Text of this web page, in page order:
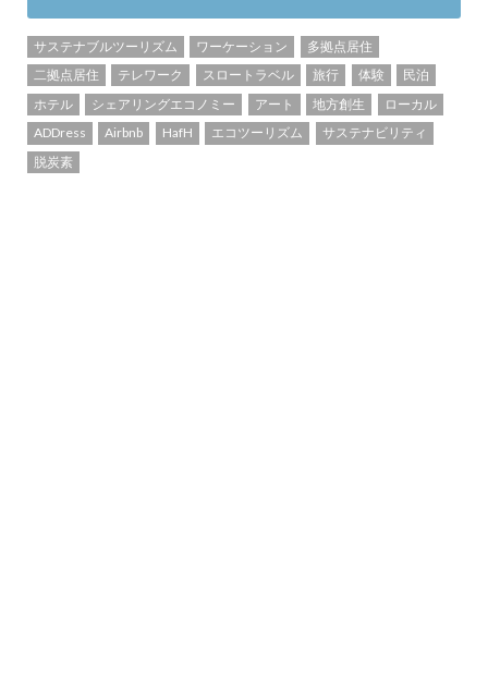
サステナブルツーリズム ワーケーション
多拠点居住
二拠点居住
テレワーク スロートラベル 旅行 体験
民泊
ホテル
シェアリングエコノミー アート 地方創生
ローカル
ADDress
Airbnb HafH エコツーリズム
サステナビリティ
脱炭素